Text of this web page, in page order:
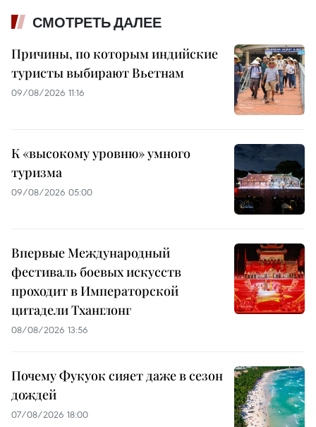
СМОТРЕТЬ ДАЛЕЕ
Причины, по которым индийские
туристы выбирают Вьетнам
09/08/2026 11:16
К «высокому уровню» умного
туризма
09/08/2026 05:00
Впервые Международный
фестиваль боевых искусств
проходит в Императорской
цитадели Тханглонг
08/08/2026 13:56
Почему Фукуок сияет даже в сезон
дождей
07/08/2026 18:00